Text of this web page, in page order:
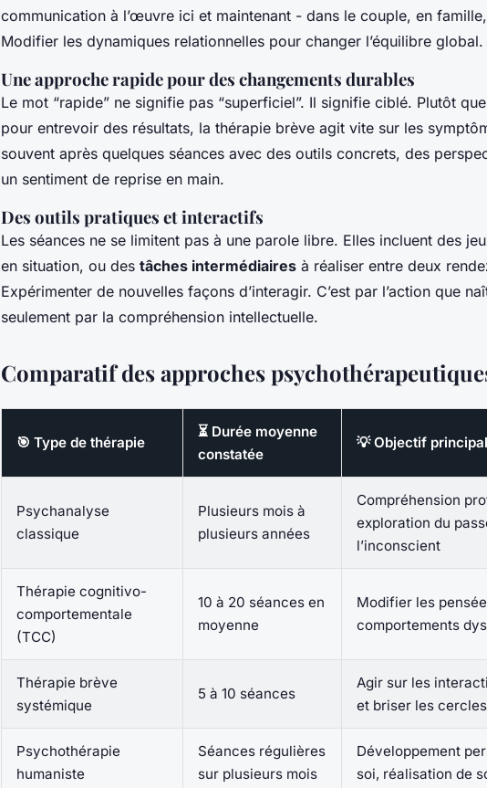
communication à l’œuvre ici et maintenant - dans le couple, en
Modifier les dynamiques relationnelles pour changer l’équilibre global.
Une approche rapide pour des changements durables
Le mot “rapide” ne signifie pas “superficiel”. Il signifie ciblé. Plutôt
pour entrevoir des résultats, la thérapie brève agit vite sur les
souvent après quelques séances avec des outils concrets, des
un sentiment de reprise en main.
Des outils pratiques et interactifs
Les séances ne se limitent pas à une parole libre. Elles incluent des
en situation, ou des tâches intermédiaires à réaliser entre deux
Expérimenter de nouvelles façons d’interagir. C’est par l’action que
seulement par la compréhension intellectuelle.
Comparatif des approches
🎯 Type de thérapie
⏳ Durée moyenne
constatée
💡 Objectif principal
Psychanalyse
classique
Plusieurs mois à
plusieurs années
Compréhension
exploration du
l’inconscient
Thérapie cognitivo-
comportementale
(TCC)
10 à 20 séances en
moyenne
Modifier les
comportements
Thérapie brève
systémique
5 à 10 séances
Agir sur les
et briser les
Psychothérapie
humaniste
Séances régulières
sur plusieurs mois
Développement
soi, réalisation de